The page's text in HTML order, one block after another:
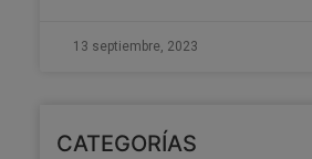
13 septiembre, 2023
CATEGORÍAS